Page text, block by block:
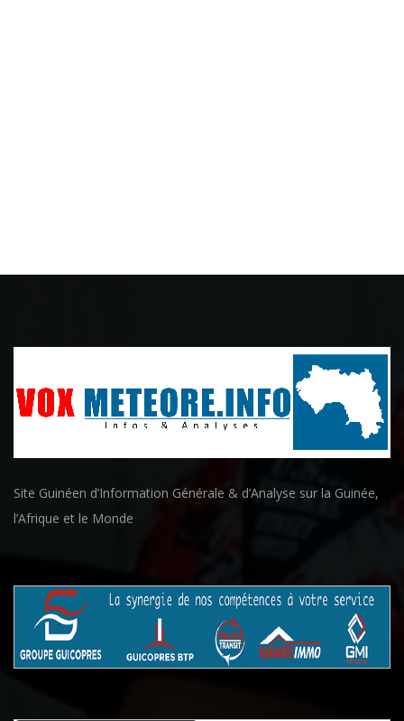
Site Guinéen d’Information Générale & d’Analyse sur la Guinée,
l’Afrique et le Monde